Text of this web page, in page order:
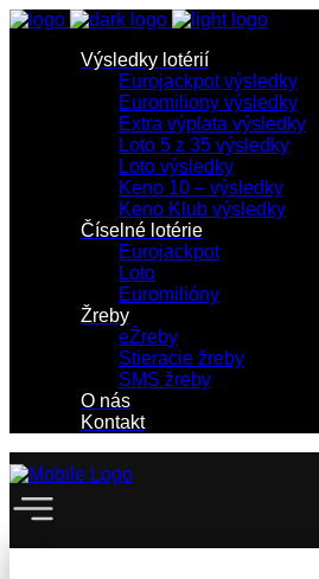
Výsledky lotérií
Eurojackpot výsledky
Euromiliony výsledky
Extra výplata výsledky
Loto 5 z 35 výsledky
Loto výsledky
Keno 10 – výsledky
Keno Klub výsledky
Číselné lotérie
Eurojackpot
Loto
Euromilióny
Žreby
eŽreby
Stieracie žreby
SMS žreby
O nás
Kontakt